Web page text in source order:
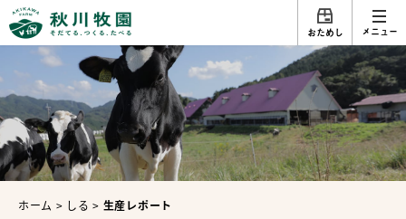
おためし メニュー
ホーム > しる > 生産レポート